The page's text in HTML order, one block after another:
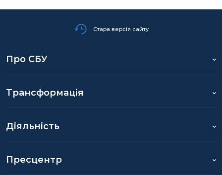
Стара версія сайту
Про СБУ
Трансформація
Діяльність
Пресцентр